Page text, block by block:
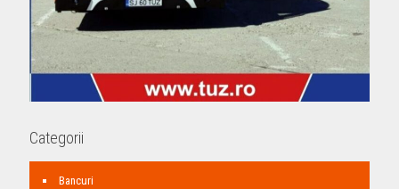
Categorii
Bancuri